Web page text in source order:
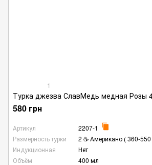
1
Турка джезва СлавМедь медная Розы
580 грн
Артикул
2207-1
Размерность турки
2 ☕ Американо ( 360-
Индукционная
Нет
Объём
400 мл